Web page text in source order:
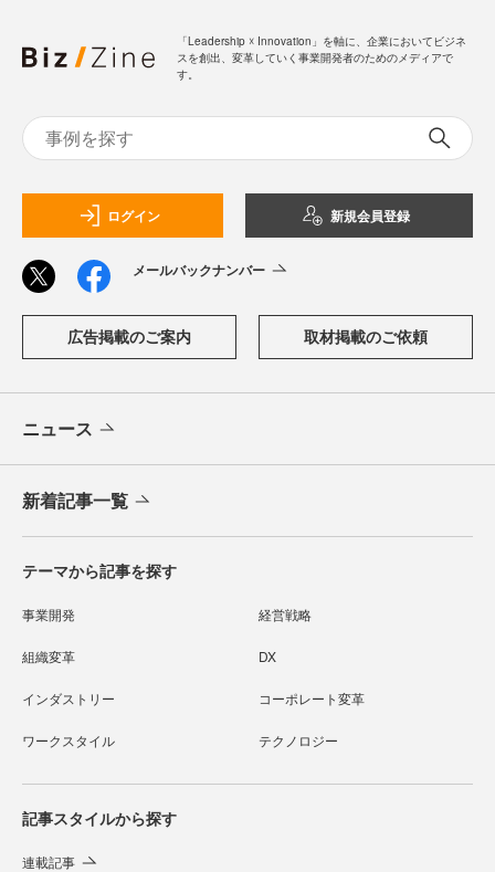
「Leadership ☓ Innovation」を軸に、企業においてビジネ
スを創出、変革していく事業開発者のためのメディアで
す。
ログイン 新規会員登録
メールバックナンバー
広告掲載のご案内 取材掲載のご依頼
ニュース
新着記事一覧
テーマから記事を探す
事業開発 経営戦略
組織変革 DX
インダストリー コーポレート変革
ワークスタイル テクノロジー
記事スタイルから探す
連載記事